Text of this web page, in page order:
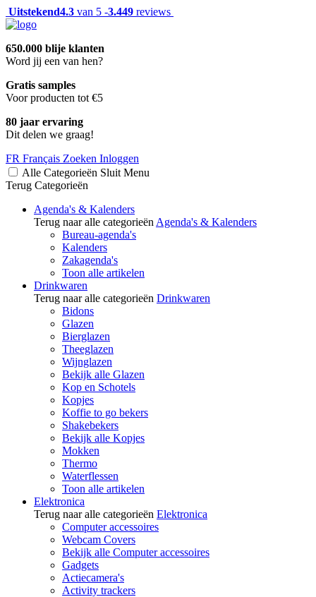
Uitstekend4.3 van 5 -3.449 reviews
650.000 blije klanten
Word jij een van hen?
Gratis samples
Voor producten tot €5
80 jaar ervaring
Dit delen we graag!
FR Français Zoeken Inloggen
Alle Categorieën Sluit Menu
Terug Categorieën
Agenda's & Kalenders
Terug naar alle categorieën Agenda's & Kalenders
Bureau-agenda's
Kalenders
Zakagenda's
Toon alle artikelen
Drinkwaren
Terug naar alle categorieën Drinkwaren
Bidons
Glazen
Bierglazen
Theeglazen
Wijnglazen
Bekijk alle Glazen
Kop en Schotels
Kopjes
Koffie to go bekers
Shakebekers
Bekijk alle Kopjes
Mokken
Thermo
Waterflessen
Toon alle artikelen
Elektronica
Terug naar alle categorieën Elektronica
Computer accessoires
Webcam Covers
Bekijk alle Computer accessoires
Gadgets
Actiecamera's
Activity trackers